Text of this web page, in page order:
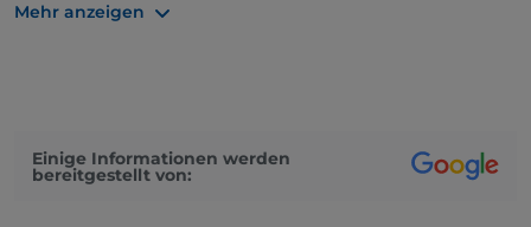
Unternehmens und konzentriert sich auf die
Ambiente, das auch als Ort für Begegnungen,
Mehr anzeigen
Einige Informationen werden
bereitgestellt von: